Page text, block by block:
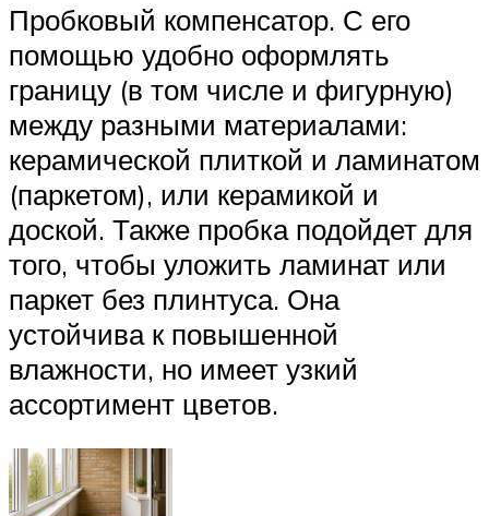
Пробковый компенсатор. С его
помощью удобно оформлять
границу (в том числе и фигурную)
между разными материалами:
керамической плиткой и ламинатом
(паркетом), или керамикой и
доской. Также пробка подойдет для
того, чтобы уложить ламинат или
паркет без плинтуса. Она
устойчива к повышенной
влажности, но имеет узкий
ассортимент цветов.